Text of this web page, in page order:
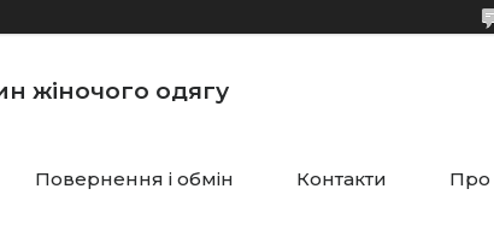
жіночого одягу
Повернення і обмін Контакти Про